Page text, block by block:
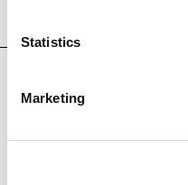
Statistics
Marketing